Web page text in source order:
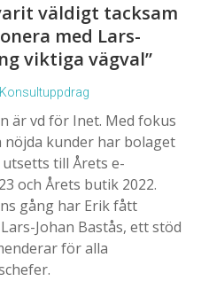
väldigt tacksam
med Lars-
viktiga vägval”
Konsultuppdrag
är vd för Inet. Med fokus
nöjda kunder har bolaget
till Årets e-
och Årets butik 2022.
gång har Erik fått
Johan Bastås, ett stöd
för alla